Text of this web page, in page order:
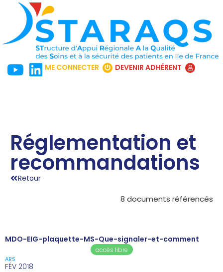
ME CONNECTER DEVENIR ADHÉRENT
Réglementation et
recommandations
Retour
8 documents référencés
MDO-EIG-plaquette-MS-Que-signaler-et-comment
accès libre
ARS
FÉV 2018